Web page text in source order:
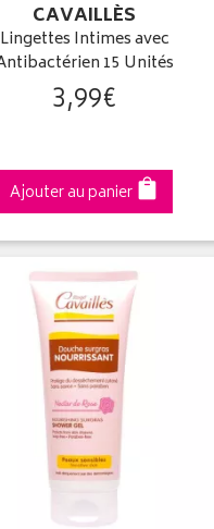
CAVAILLÈS
Lingettes Intimes avec
15 Unités
3,99€
Ajouter au panier